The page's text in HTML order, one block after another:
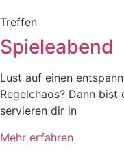
Treffen
Spieleabend
Lust auf einen
Regelchaos? Dann
servieren dir in
Mehr erfahren